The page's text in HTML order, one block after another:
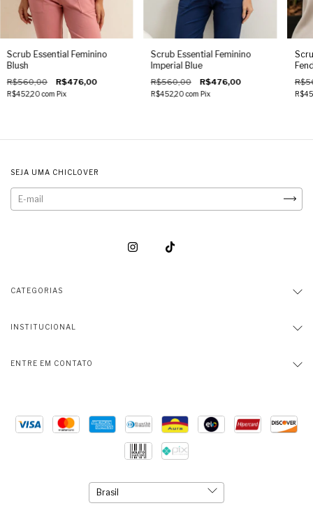
Scrub Essential Feminino
Blush
R$560,00 R$476,00
R$452,20com Pix
Scrub Essential Feminino
Imperial Blue
R$560,00 R$476,00
R$452,20com Pix
SEJA UMA CHICLOVER
CATEGORIAS
INSTITUCIONAL
ENTRE EM CONTATO